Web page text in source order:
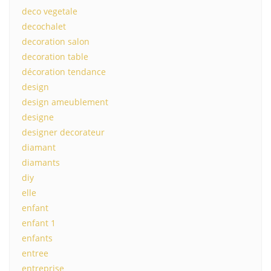
deco vegetale
decochalet
decoration salon
decoration table
décoration tendance
design
design ameublement
designe
designer decorateur
diamant
diamants
diy
elle
enfant
enfant 1
enfants
entree
entreprise